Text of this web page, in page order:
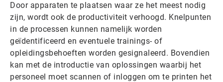
Door apparaten te plaatsen waar ze het meest nodig
zijn, wordt ook de productiviteit verhoogd. Knelpunten
in de processen kunnen namelijk worden
geïdentificeerd en eventuele trainings- of
opleidingsbehoeften worden gesignaleerd. Bovendien
kan met de introductie van oplossingen waarbij het
personeel moet scannen of inloggen om te printen het